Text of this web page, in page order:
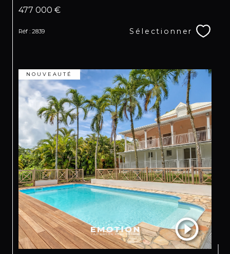
477 000 €
Réf : 2839 Sélectionner
NOUVEAUTÉ